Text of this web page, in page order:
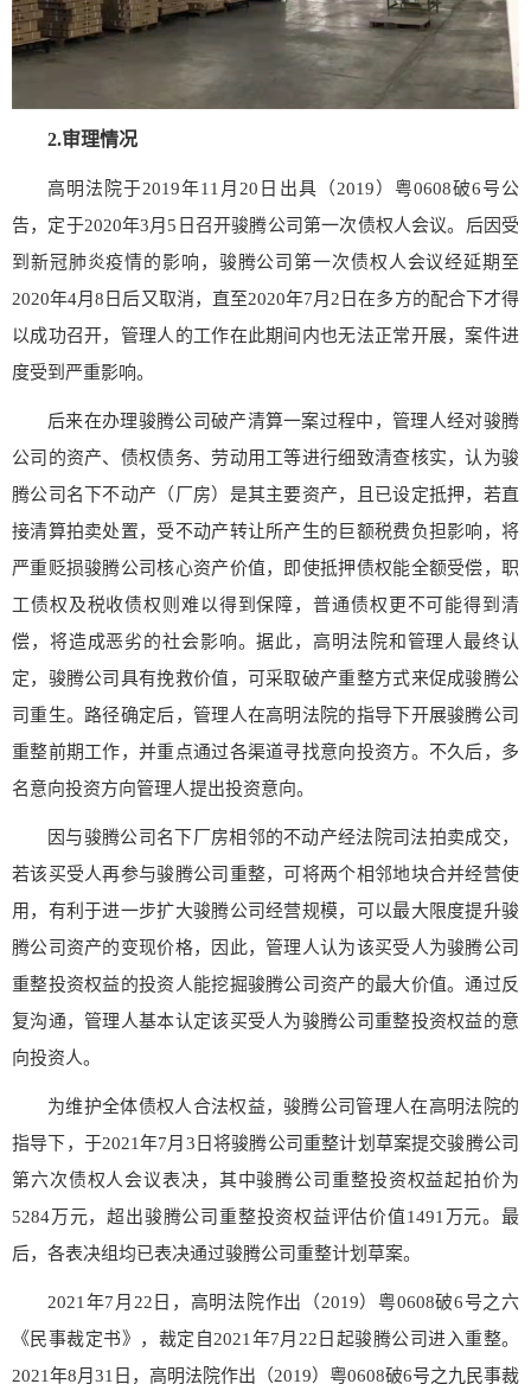
2.审理情况
高明法院于2019年11月20日出具（2019）粤0608破6号公
告，定于2020年3月5日召开骏腾公司第一次债权人会议。后因受
到新冠肺炎疫情的影响，骏腾公司第一次债权人会议经延期至
2020年4月8日后又取消，直至2020年7月2日在多方的配合下才得
以成功召开，管理人的工作在此期间内也无法正常开展，案件进
度受到严重影响。
后来在办理骏腾公司破产清算一案过程中，管理人经对骏腾
公司的资产、债权债务、劳动用工等进行细致清查核实，认为骏
腾公司名下不动产（厂房）是其主要资产，且已设定抵押，若直
接清算拍卖处置，受不动产转让所产生的巨额税费负担影响，将
严重贬损骏腾公司核心资产价值，即使抵押债权能全额受偿，职
工债权及税收债权则难以得到保障，普通债权更不可能得到清
偿，将造成恶劣的社会影响。据此，高明法院和管理人最终认
定，骏腾公司具有挽救价值，可采取破产重整方式来促成骏腾公
司重生。路径确定后，管理人在高明法院的指导下开展骏腾公司
重整前期工作，并重点通过各渠道寻找意向投资方。不久后，多
名意向投资方向管理人提出投资意向。
因与骏腾公司名下厂房相邻的不动产经法院司法拍卖成交，
若该买受人再参与骏腾公司重整，可将两个相邻地块合并经营使
用，有利于进一步扩大骏腾公司经营规模，可以最大限度提升骏
腾公司资产的变现价格，因此，管理人认为该买受人为骏腾公司
重整投资权益的投资人能挖掘骏腾公司资产的最大价值。通过反
复沟通，管理人基本认定该买受人为骏腾公司重整投资权益的意
向投资人。
为维护全体债权人合法权益，骏腾公司管理人在高明法院的
指导下，于2021年7月3日将骏腾公司重整计划草案提交骏腾公司
第六次债权人会议表决，其中骏腾公司重整投资权益起拍价为
5284万元，超出骏腾公司重整投资权益评估价值1491万元。最
后，各表决组均已表决通过骏腾公司重整计划草案。
2021年7月22日，高明法院作出（2019）粤0608破6号之六
《民事裁定书》，裁定自2021年7月22日起骏腾公司进入重整。
2021年8月31日，高明法院作出（2019）粤0608破6号之九民事裁